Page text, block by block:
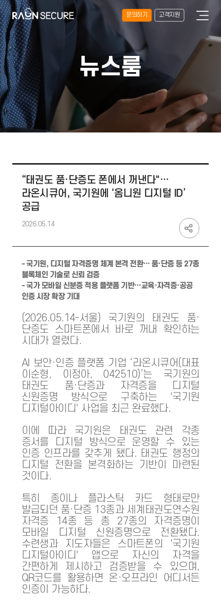
문의하기 고객지원
뉴스룸
“태권도 품·단증도 폰에서 꺼낸다"…
라온시큐어, 국기원에 ‘옴니원 디지털 ID’
공급
2026.05.14
- 국기원, 디지털 자격증명 체계 본격 전환… 품·단증 등 27종
블록체인 기술로 신뢰 검증
- 국가 모바일 신분증 적용 플랫폼 기반…교육·자격증·공공
인증 시장 확장 기대
(2026.05.14-서울) 국기원의 태권도 품·
단증도 스마트폰에서 바로 꺼내 확인하는
시대가 열렸다.
AI 보안·인증 플랫폼 기업 ‘라온시큐어(대표
이순형, 이정아, 042510)’는 국기원의
태권도 품·단증과 자격증을 디지털
신원증명 방식으로 구축하는 '국기원
디지털아이디' 사업을 최근 완료했다.
이에 따라 국기원은 태권도 관련 각종
증서를 디지털 방식으로 운영할 수 있는
인증 인프라를 갖추게 됐다. 태권도 행정의
디지털 전환을 본격화하는 기반이 마련된
것이다.
특히 종이나 플라스틱 카드 형태로만
발급되던 품·단증 13종과 세계태권도연수원
자격증 14종 등 총 27종의 자격증명이
모바일 디지털 신원증명으로 전환됐다.
수련생과 지도자들은 스마트폰의 '국기원
디지털아이디' 앱으로 자신의 자격을
간편하게 제시하고 검증받을 수 있으며,
QR코드를 활용하면 온·오프라인 어디서든
인증이 가능하다.